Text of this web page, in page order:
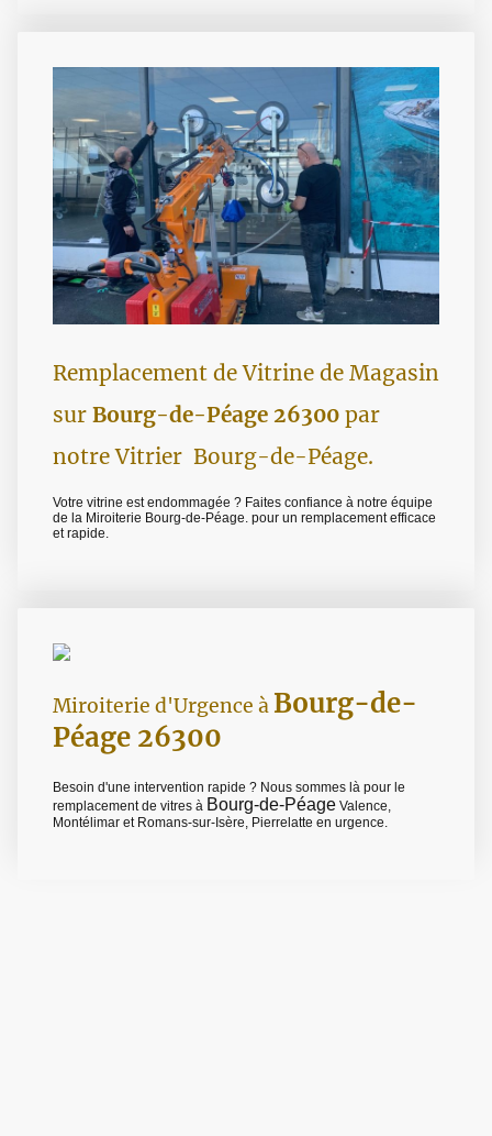
Remplacement de Vitrine de Magasin
sur Bourg-de-Péage 26300 par
notre Vitrier Bourg-de-Péage.
Votre vitrine est endommagée ? Faites confiance à notre équipe
de la Miroiterie Bourg-de-Péage. pour un remplacement efficace
et rapide.
Miroiterie d'Urgence à Bourg-de-
Péage 26300
Besoin d'une intervention rapide ? Nous sommes là pour le
remplacement de vitres à Bourg-de-Péage Valence,
Montélimar et Romans-sur-Isère, Pierrelatte en urgence.